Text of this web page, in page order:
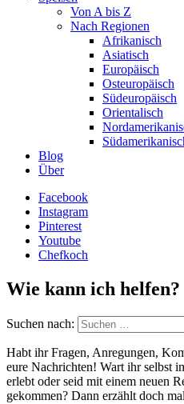
Von A bis Z
Nach Regionen
Afrikanisch
Asiatisch
Europäisch
Osteuropäisch
Südeuropäisch
Orientalisch
Blog
Über
Facebook
Instagram
Pinterest
Youtube
Chefkoch
Wie kann ich helfen?
Suchen nach:
Habt ihr Fragen, Anregungen,
eure Nachrichten! Wart ihr selbst
erlebt oder seid mit einem neuen
gekommen? Dann erzählt doch